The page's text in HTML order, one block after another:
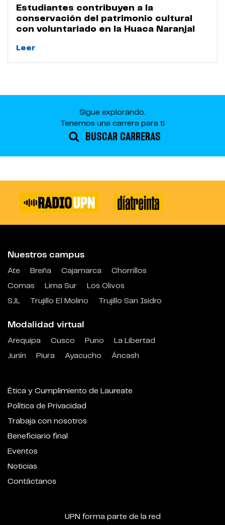
Estudiantes contribuyen a la
conservación del patrimonio cultural
con voluntariado en la Huaca Naranjal
Leer
Sigue explorando.
Tenemos una carrera para ti
BUSCAR CARRERAS
Nuestros campus
Ate Breña Cajamarca
Chorrillos
Comas
Lima Sur
Los Olivos
SJL
Trujillo El Molino Trujillo San Isidro
Modalidad virtual
Arequipa Cusco Puno
La Libertad
Junín
Piura Ayacucho Áncash
Ética y Cumplimiento de Laureate
Política de Privacidad
Trabaja con nosotros
Beneficiario final
Eventos
Noticias
Contáctanos
UPN forma parte de la red